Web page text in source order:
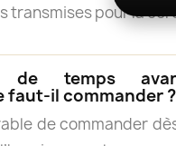
transmises pour la
de temps
faut-il commander ?
de commander